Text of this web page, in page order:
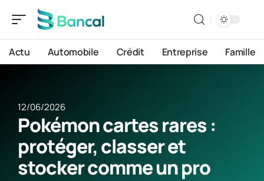
Actu Automobile Crédit Entreprise Famille
12/06/2026
Pokémon cartes rares :
protéger, classer et
stocker comme un pro